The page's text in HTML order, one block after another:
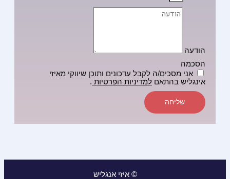
הודעה
הסכמה
אני מסכים/ה לקבל עדכונים ותוכן שיווקי מאיזי
אינגליש בהתאם למדיניות הפרטיות .
שליחה
© איזי אנגליש